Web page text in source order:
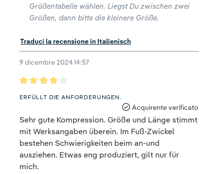
Größentabelle wählen. Liegst Du zwischen zwei
Größen, dann bitte die kleinere Größe.
Traduci la recensione in Italienisch
9 dicembre 2024 14:57
Recensione con valutazione di 4 su 5 stelle
ERFÜLLT DIE ANFORDERUNGEN.
Acquirente verificato
Sehr gute Kompression. Größe und Länge stimmt
mit Werksangaben überein. Im Fuß-Zwickel
bestehen Schwierigkeiten beim an-und
ausziehen. Etwas eng produziert, gilt nur für
mich.